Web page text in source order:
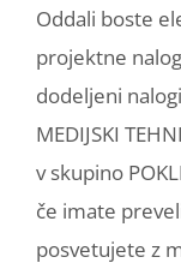
Oddali boste
projektne
dodeljeni
MEDIJSKI
v skupino
če imate
posvetujete z